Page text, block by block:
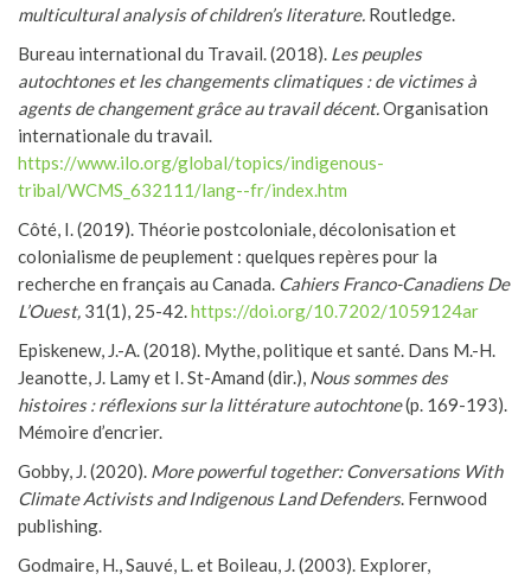
multicultural analysis of children’s literature. Routledge.
Bureau international du Travail. (2018). Les peuples
autochtones et les changements climatiques : de victimes à
agents de changement grâce au travail décent.Organisation
internationale du travail.
https://www.ilo.org/global/topics/indigenous-
tribal/WCMS_632111/lang--fr/index.htm
Côté, I. (2019). Théorie postcoloniale, décolonisation et
colonialisme de peuplement : quelques repères pour la
recherche en français au Canada. Cahiers Franco-Canadiens De
L’Ouest, 31(1), 25-42.https://doi.org/10.7202/1059124ar
Episkenew, J.-A. (2018). Mythe, politique et santé. Dans M.-H.
Jeanotte, J. Lamy et I. St-Amand (dir.), Nous sommes des
histoires : réflexions sur la littérature autochtone(p. 169-193).
Mémoire d’encrier.
Gobby, J. (2020). More powerful together: Conversations With
Climate Activists and Indigenous Land Defenders. Fernwood
publishing.
Godmaire, H., Sauvé, L. et Boileau, J. (2003). Explorer,